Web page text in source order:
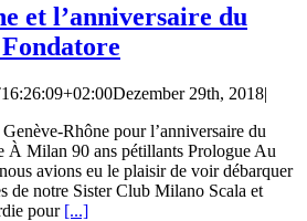
et l’anniversaire du
Dezember 29th, 2018|
Rhône pour l’anniversaire du
À Milan 90 ans pétillants Prologue Au
avions eu le plaisir de voir débarquer
de notre Sister Club Milano Scala et
pour [...]